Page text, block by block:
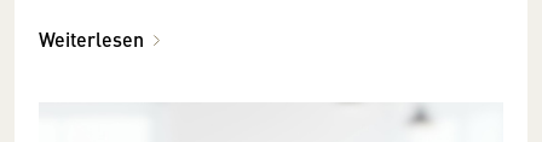
Weiterlesen